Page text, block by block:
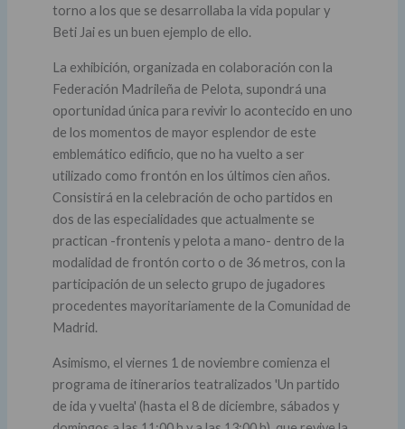
torno a los que se desarrollaba la vida popular y
Beti Jai es un buen ejemplo de ello.
La exhibición, organizada en colaboración con la
Federación Madrileña de Pelota, supondrá una
oportunidad única para revivir lo acontecido en uno
de los momentos de mayor esplendor de este
emblemático edificio, que no ha vuelto a ser
utilizado como frontón en los últimos cien años.
Consistirá en la celebración de ocho partidos en
dos de las especialidades que actualmente se
practican -frontenis y pelota a mano- dentro de la
modalidad de frontón corto o de 36 metros, con la
participación de un selecto grupo de jugadores
procedentes mayoritariamente de la Comunidad de
Madrid.
Asimismo, el viernes 1 de noviembre comienza el
programa de itinerarios teatralizados 'Un partido
de ida y vuelta' (hasta el 8 de diciembre, sábados y